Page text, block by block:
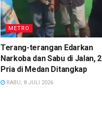
METRO
Terang-terangan Edarkan
Narkoba dan Sabu di Jalan, 2
Pria di Medan Ditangkap
RABU, 8 JULI 2026